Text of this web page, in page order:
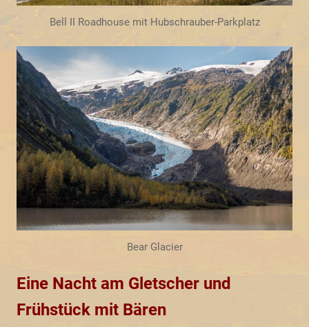
Bell II Roadhouse mit Hubschrauber-Parkplatz
Bear Glacier
Eine Nacht am Gletscher und
Frühstück mit Bären